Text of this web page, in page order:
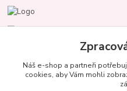
Marcela Kupková
+420 731
info@unezbednychklubicek.cz
Náš e-shop a partneři
cookies, aby Vám mohli